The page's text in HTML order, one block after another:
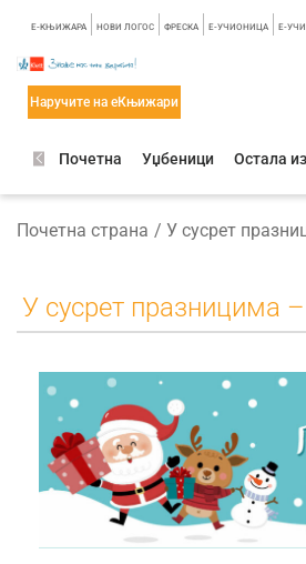
E-КЊИЖАРА НОВИ ЛОГОС ФРЕСКА E-УЧИОНИЦА E-УЧИ
Наручите на еКњижари
Почетна Уџбеници Остала
Почетна страна
У сусрет празницима